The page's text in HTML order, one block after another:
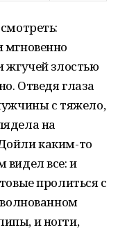
мгновенно
жгучей злостью
Отведя глаза
с тяжело,
на
каким-то
видел все: и
пролиться с
и ногти,